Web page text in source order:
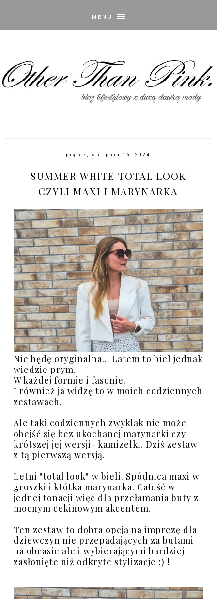
MENU
piątek, sierpnia 16, 2024
SUMMER WHITE TOTAL LOOK
CZYLI MAXI I MARYNARKA
Nie będę oryginalna... Latem to biel jednak
wiedzie prym.
W każdej formie i fasonie.
I również ja widzę to w moich codziennych
zestawach.
Ale taki codziennych zwyklak nie może
obejść się bez ukochanej marynarki czy
krótszej jej wersji- kamizelki. Dziś zestaw
z tą pierwszą wersją.
Letni "total look" w bieli. Spódnica maxi w
groszki i któtka marynarka. Całość w
jednej tonacji więc dla przełamania buty z
mocnym cekinowym akcentem.
Ten zestaw to dobra opcja na imprezę dla
dziewczyn nie przepadających za butami
na obcasie ale i wybierającymi bardziej
zasłonięte niż odkryte stylizacje ;) !